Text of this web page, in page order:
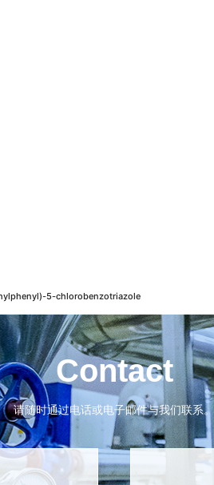
5-chlorobenzotriazole
Contact
请随时通过电话或电子邮件与我们联系。